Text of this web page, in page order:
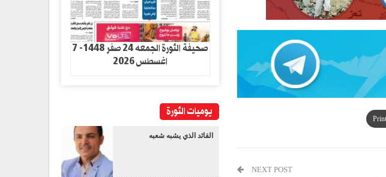
Print
NEXT POST
صحيفة الثورة الجمعه 24 صفر 1448- 7
اغسطس 2026
يوميات الثورة
القائد الذي يشبه شعبه